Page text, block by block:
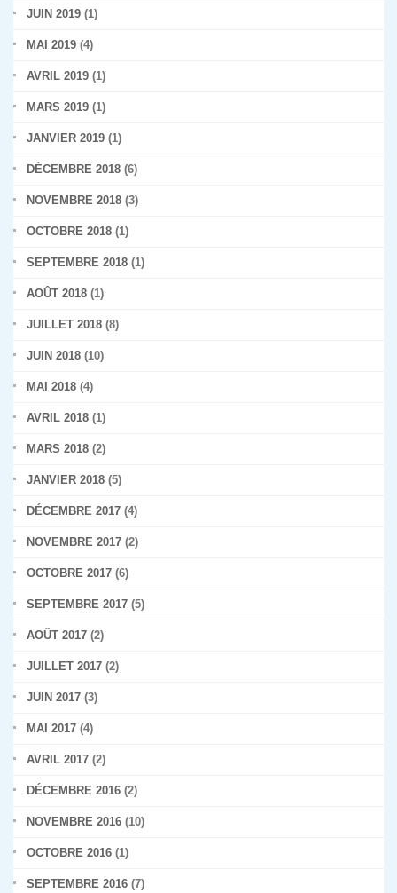
JUIN 2019 (1)
MAI 2019 (4)
AVRIL 2019 (1)
MARS 2019 (1)
JANVIER 2019 (1)
DÉCEMBRE 2018 (6)
NOVEMBRE 2018 (3)
OCTOBRE 2018 (1)
SEPTEMBRE 2018 (1)
AOÛT 2018 (1)
JUILLET 2018 (8)
JUIN 2018 (10)
MAI 2018 (4)
AVRIL 2018 (1)
MARS 2018 (2)
JANVIER 2018 (5)
DÉCEMBRE 2017 (4)
NOVEMBRE 2017 (2)
OCTOBRE 2017 (6)
SEPTEMBRE 2017 (5)
AOÛT 2017 (2)
JUILLET 2017 (2)
JUIN 2017 (3)
MAI 2017 (4)
AVRIL 2017 (2)
DÉCEMBRE 2016 (2)
NOVEMBRE 2016 (10)
OCTOBRE 2016 (1)
SEPTEMBRE 2016 (7)